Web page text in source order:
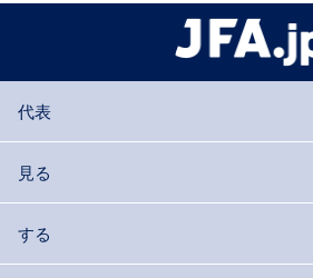
代表
見る
する